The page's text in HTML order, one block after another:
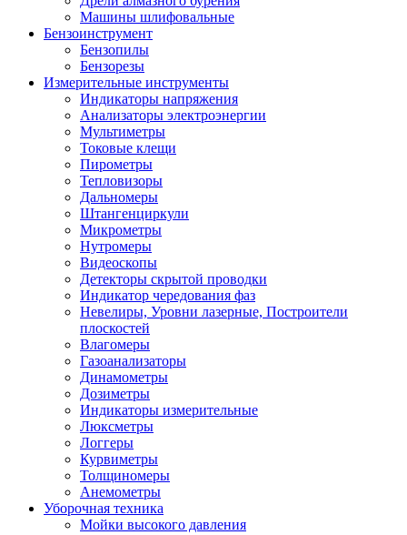
Машины шлифовальные
Бензоинструмент
Бензопилы
Бензорезы
Измерительные инструменты
Индикаторы напряжения
Анализаторы электроэнергии
Мультиметры
Токовые клещи
Пирометры
Тепловизоры
Дальномеры
Штангенциркули
Микрометры
Нутромеры
Видеоскопы
Детекторы скрытой проводки
Индикатор чередования фаз
Невелиры, Уровни лазерные, Построители
плоскостей
Влагомеры
Газоанализаторы
Динамометры
Дозиметры
Индикаторы измерительные
Люксметры
Логгеры
Курвиметры
Толщиномеры
Анемометры
Уборочная техника
Мойки высокого давления